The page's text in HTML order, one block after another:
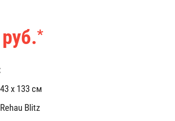
*
43 x 133 см
Rehau Blitz